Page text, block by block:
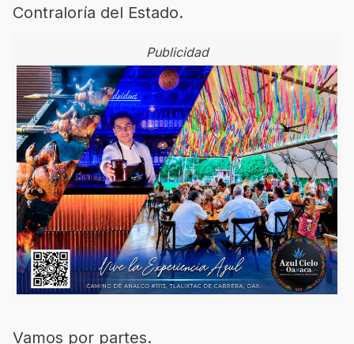
Contraloría del Estado.
Publicidad
Vamos por partes.